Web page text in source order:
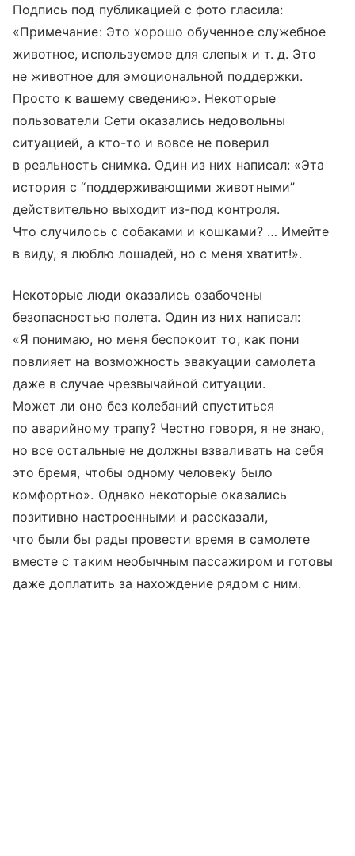
Подпись под публикацией с фото гласила:
«Примечание: Это хорошо обученное служебное
животное, используемое для слепых и т. д. Это
не животное для эмоциональной поддержки.
Просто к вашему сведению». Некоторые
пользователи Сети оказались недовольны
ситуацией, а кто-то и вовсе не поверил
в реальность снимка. Один из них написал: «Эта
история с “поддерживающими животными”
действительно выходит из-под контроля.
Что случилось с собаками и кошками? … Имейте
в виду, я люблю лошадей, но с меня хватит!».
Некоторые люди оказались озабочены
безопасностью полета. Один из них написал:
«Я понимаю, но меня беспокоит то, как пони
повлияет на возможность эвакуации самолета
даже в случае чрезвычайной ситуации.
Может ли оно без колебаний спуститься
по аварийному трапу? Честно говоря, я не знаю,
но все остальные не должны взваливать на себя
это бремя, чтобы одному человеку было
комфортно». Однако некоторые оказались
позитивно настроенными и рассказали,
что были бы рады провести время в самолете
вместе с таким необычным пассажиром и готовы
даже доплатить за нахождение рядом с ним.